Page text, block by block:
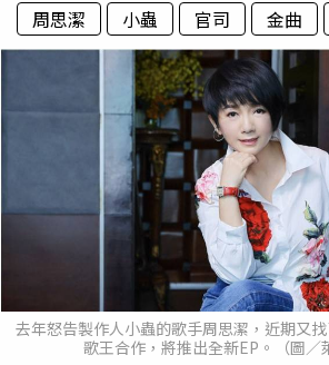
周思潔 小蟲 官司 金曲
去年怒告製作人小蟲的歌手周思潔，近期又
歌王合作，將推出全新EP。（圖／